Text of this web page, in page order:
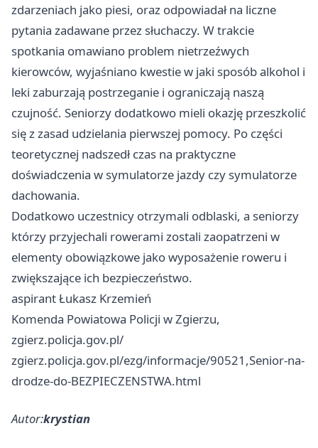
zdarzeniach jako piesi, oraz odpowiadał na liczne
pytania zadawane przez słuchaczy. W trakcie
spotkania omawiano problem nietrzeźwych
kierowców, wyjaśniano kwestie w jaki sposób alkohol i
leki zaburzają postrzeganie i ograniczają naszą
czujność. Seniorzy dodatkowo mieli okazję przeszkolić
się z zasad udzielania pierwszej pomocy. Po części
teoretycznej nadszedł czas na praktyczne
doświadczenia w symulatorze jazdy czy symulatorze
dachowania.
Dodatkowo uczestnicy otrzymali odblaski, a seniorzy
którzy przyjechali rowerami zostali zaopatrzeni w
elementy obowiązkowe jako wyposażenie roweru i
zwiększające ich bezpieczeństwo.
aspirant Łukasz Krzemień
Komenda Powiatowa Policji w Zgierzu,
zgierz.policja.gov.pl/
zgierz.policja.gov.pl/ezg/informacje/90521,Senior-na-
drodze-do-BEZPIECZENSTWA.html
Autor:krystian